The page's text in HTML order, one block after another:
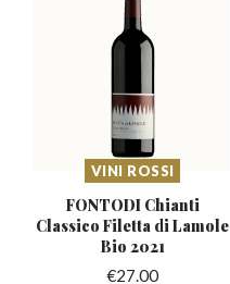
VINI ROSSI
FONTODI Chianti
Classico Filetta di Lamole
Bio 2021
€27.00